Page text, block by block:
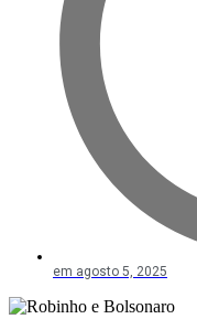
em agosto 5, 2025